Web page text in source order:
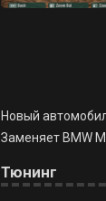
Новый
Заменяет BMW
Тюнинг